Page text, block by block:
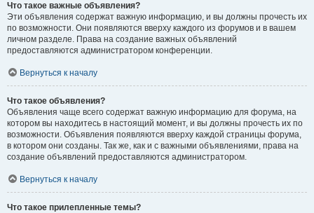
Что такое важные объявления?
Эти объявления содержат важную информацию, и вы должны прочесть их
по возможности. Они появляются вверху каждого из форумов и в вашем
личном разделе. Права на создание важных объявлений
предоставляются администратором конференции.
Вернуться к началу
Что такое объявления?
Объявления чаще всего содержат важную информацию для форума, на
котором вы находитесь в настоящий момент, и вы должны прочесть их по
возможности. Объявления появляются вверху каждой страницы форума,
в котором они созданы. Так же, как и с важными объявлениями, права на
создание объявлений предоставляются администратором.
Вернуться к началу
Что такое прилепленные темы?